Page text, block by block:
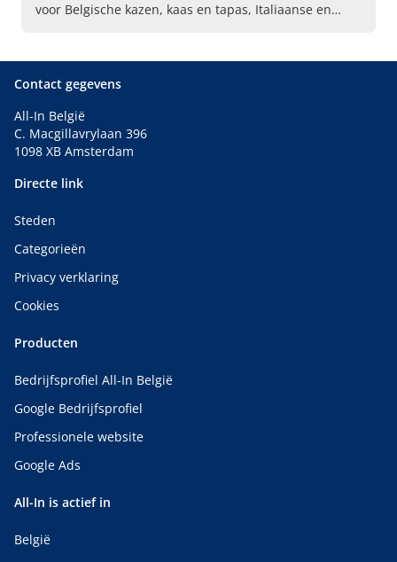
voor Belgische kazen, kaas en tapas, Italiaanse en
Contact gegevens
All-In België
C. Macgillavrylaan 396
1098 XB Amsterdam
Directe link
Steden
Categorieën
Privacy verklaring
Cookies
Producten
Bedrijfsprofiel All-In België
Google Bedrijfsprofiel
Professionele website
Google Ads
All-In is actief in
België